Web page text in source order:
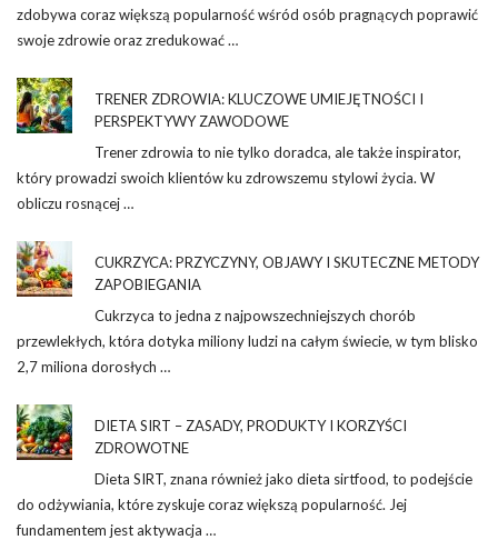
zdobywa coraz większą popularność wśród osób pragnących poprawić
swoje zdrowie oraz zredukować …
TRENER ZDROWIA: KLUCZOWE UMIEJĘTNOŚCI I
PERSPEKTYWY ZAWODOWE
Trener zdrowia to nie tylko doradca, ale także inspirator,
który prowadzi swoich klientów ku zdrowszemu stylowi życia. W
obliczu rosnącej …
CUKRZYCA: PRZYCZYNY, OBJAWY I SKUTECZNE METODY
ZAPOBIEGANIA
Cukrzyca to jedna z najpowszechniejszych chorób
przewlekłych, która dotyka miliony ludzi na całym świecie, w tym blisko
2,7 miliona dorosłych …
DIETA SIRT – ZASADY, PRODUKTY I KORZYŚCI
ZDROWOTNE
Dieta SIRT, znana również jako dieta sirtfood, to podejście
do odżywiania, które zyskuje coraz większą popularność. Jej
fundamentem jest aktywacja …